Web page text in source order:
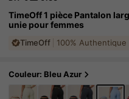
TimeOff 1 pièce Pantalon
unie pour femmes
TimeOff 100% Authentique
Couleur: Bleu Azur